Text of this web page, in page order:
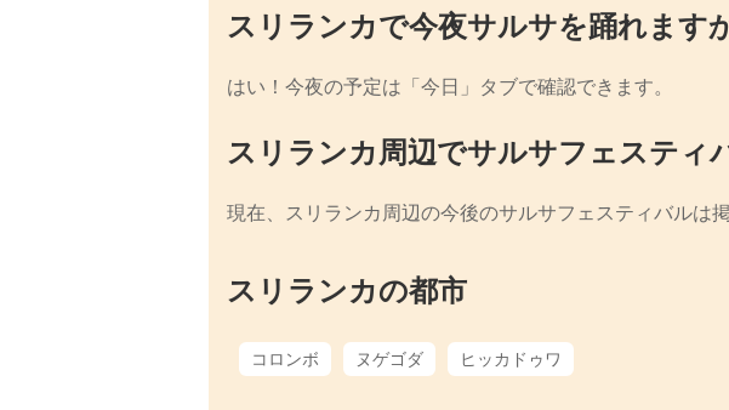
スリランカで今夜サルサを踊れます
はい！今夜の予定は「今日」タブで確認できます。
スリランカ周辺でサルサフェスティ
現在、スリランカ周辺の今後のサルサフェスティバルは
スリランカの都市
コロンボ ヌゲゴダ ヒッカドゥワ